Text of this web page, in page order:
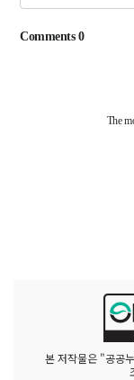
본 저작물은 "공공